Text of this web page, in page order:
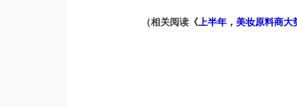
（相关阅读《 上半年，美妆原料商大